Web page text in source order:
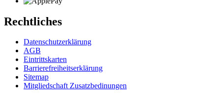
Rechtliches
Datenschutzerklärung
AGB
Eintrittskarten
Barrierefreiheitserklärung
Sitemap
Mitgliedschaft Zusatzbedinungen